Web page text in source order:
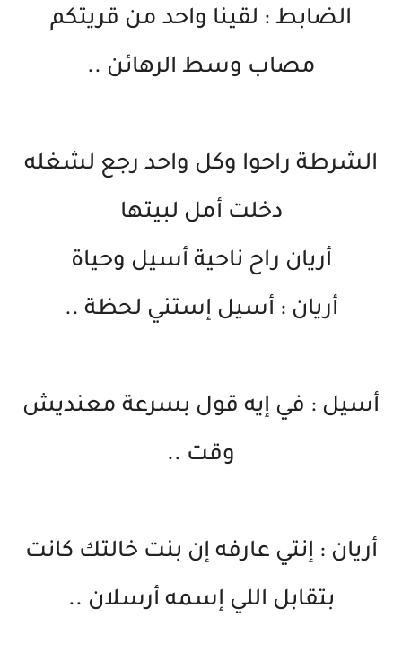
الضابط : لقينا واحد من قريتكم
مصاب وسط الرهائن ..
الشرطة راحوا وكل واحد رجع لشغله
دخلت أمل لبيتها
أريان راح ناحية أسيل وحياة
أريان : أسيل إستني لحظة ..
أسيل : في إيه قول بسرعة معنديش
وقت ..
أريان : إنتي عارفه إن بنت خالتك كانت
بتقابل اللي إسمه أرسلان ..